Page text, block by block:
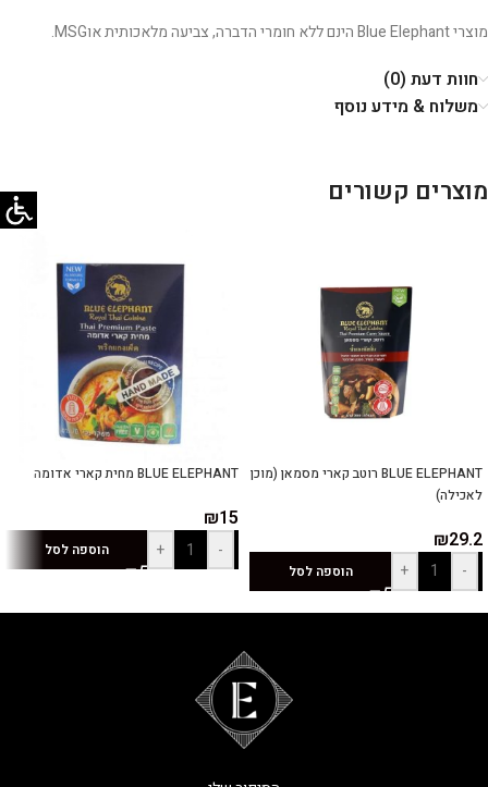
מוצרי Blue Elephant הינם ללא חומרי הדברה, צביעה מלאכותית אוMSG.
חוות דעת (0)
משלוח & מידע נוסף
מוצרים קשורים
BLUE ELEPHANT רוטב קארי מסמאן (מוכן
לאכילה)
₪29.2
-
+ הוספה לסל
BLUE ELEPHANT מחית קארי אדומה
₪15
-
+ הוספה לסל